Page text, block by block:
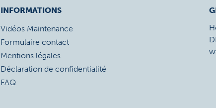
INFORMATIONS
Vidéos Maintenance
Formulaire contact
Mentions légales
Déclaration de confidentialité
FAQ